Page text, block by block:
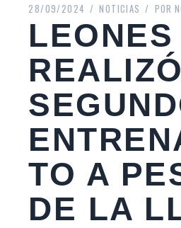
28/09/2024 NOTICIAS POR
LEONES
TO A
DE LA